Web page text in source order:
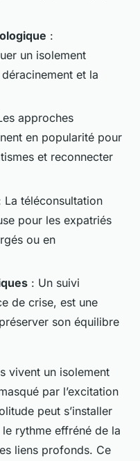
:
un isolement
et la
approches
en popularité pour
et reconnecter
La téléconsultation
pour les expatriés
ou en
: Un suivi
de crise, est une
son équilibre
vivent un isolement
par l’excitation
peut s’installer
rythme effréné de la
liens profonds. Ce